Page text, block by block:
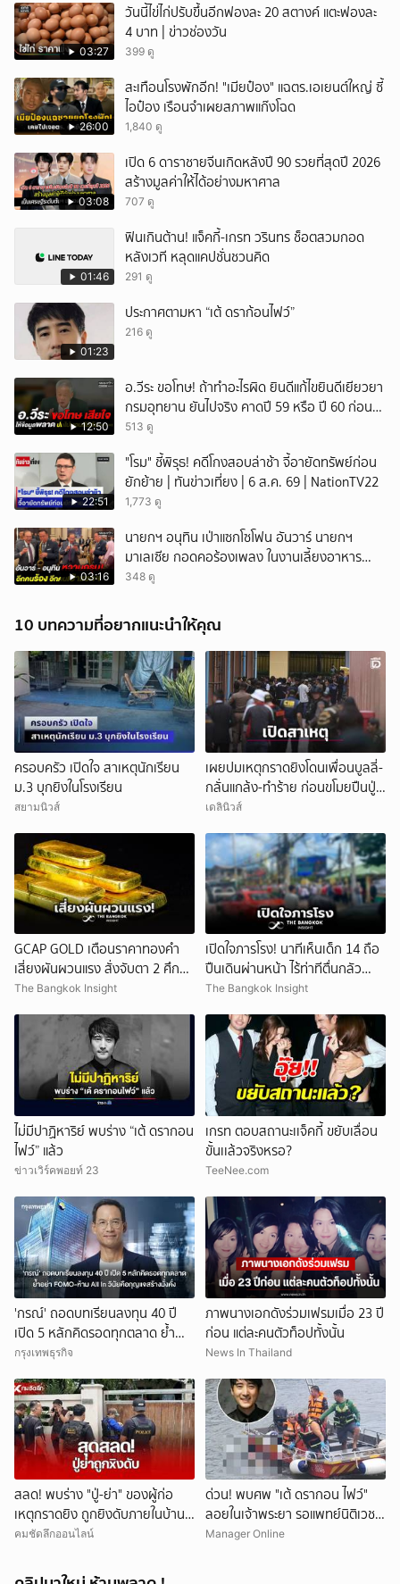
03:27
วันนี้ไข่ไก่ปรับขึ้นอีกฟองละ 20 สตางค์ แตะฟองละ
4 บาท | ข่าวช่องวัน
399 ดู
26:00
สะเทือนโรงพักอีก! "เมียป๋อง" แฉตร.เอเยนต์ใหญ่ ซี้
ไอป๋อง เรือนจำเผยสภาพแก๊งโฉด
1,840 ดู
03:08
เปิด 6 ดาราชายจีนเกิดหลังปี 90 รวยที่สุดปี 2026
สร้างมูลค่าให้ได้อย่างมหาศาล
707 ดู
01:46
ฟินเกินต้าน! แจ็คกี้-เกรท วรินทร ช็อตสวมกอด
หลังเวที หลุดแคปชั่นชวนคิด
291 ดู
01:23
ประกาศตามหา “เต้ ดราก้อนไฟว์”
216 ดู
12:50
อ.วีระ ขอโทษ! ถ้าทำอะไรผิด ยินดีแก้ไขยินดีเยียวยา
กรมอุทยาน ยันไปจริง คาดปี 59 หรือ ปี 60 ก่อน
ปิดให้พัก
513 ดู
22:51
"โรม" ชี้พิรุธ! คดีโกงสอบล่าช้า จี้อายัดทรัพย์ก่อน
ยักย้าย | ทันข่าวเที่ยง | 6 ส.ค. 69 | NationTV22
1,773 ดู
03:16
นายกฯ อนุทิน เป่าแซกโซโฟน อันวาร์ นายกฯ
มาเลเซีย กอดคอร้องเพลง ในงานเลี้ยงอาหาร
กลางวันต้อนรับ
348 ดู
10 บทความที่อยากแนะนำให้คุณ
ครอบครัว เปิดใจ สาเหตุนักเรียน
ม.3 บุกยิงในโรงเรียน
สยามนิวส์
เผยปมเหตุกราดยิงโดนเพื่อนบูลลี่-
กลั่นแกล้ง-ทำร้าย ก่อนขโมยปืนปู่
ก่อเหตุ
เดลินิวส์
GCAP GOLD เตือนราคาทองคำ
เสี่ยงผันผวนแรง สั่งจับตา 2 ศึก
สำคัญ!
The Bangkok Insight
เปิดใจภารโรง! นาทีเห็นเด็ก 14 ถือ
ปืนเดินผ่านหน้า ไร้ท่าทีตื่นกลัว
ก่อนหลบตำรวจขึ้นอีกอาคาร
The Bangkok Insight
ไม่มีปาฏิหาริย์ พบร่าง “เต้ ดรากอน
ไฟว์” แล้ว
ข่าวเวิร์คพอยท์ 23
เกรท ตอบสถานะเเจ็คกี้ ขยับเลื่อน
ขั้นเเล้วจริงหรอ?
TeeNee.com
'กรณ์' ถอดบทเรียนลงทุน 40 ปี
เปิด 5 หลักคิดรอดทุกตลาด ย้ำ
อย่า FOMO-ห้าม All In วินัยคือ
กรุงเทพธุรกิจ
ภาพนางเอกดังร่วมเฟรมเมื่อ 23 ปี
ก่อน แต่ละคนตัวท็อปทั้งนั้น
News In Thailand
สลด! พบร่าง "ปู่-ย่า" ของผู้ก่อ
เหตุกราดยิง ถูกยิงดับภายในบ้าน
พัก
คมชัดลึกออนไลน์
ด่วน! พบศพ "เต้ ดรากอน ไฟว์"
ลอยในเจ้าพระยา รอแพทย์นิติเวช-
ตร.มาตรวจสอบ
Manager Online